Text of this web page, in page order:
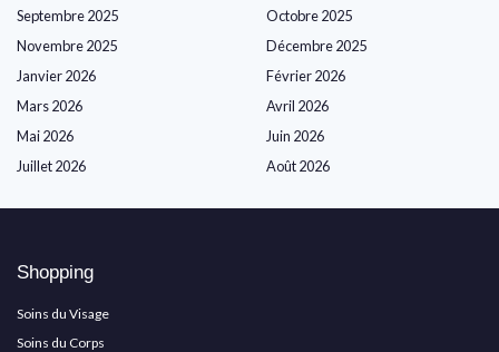
Septembre 2025
Octobre 2025
Novembre 2025
Décembre 2025
Janvier 2026
Février 2026
Mars 2026
Avril 2026
Mai 2026
Juin 2026
Juillet 2026
Août 2026
Shopping
Soins du Visage
Soins du Corps